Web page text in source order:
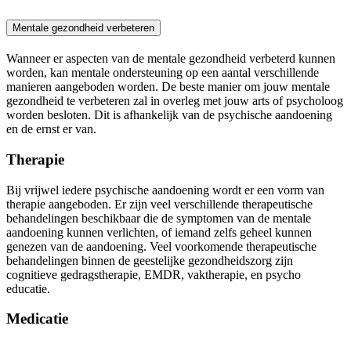
Mentale gezondheid verbeteren
Wanneer er aspecten van de mentale gezondheid verbeterd kunnen
worden, kan mentale ondersteuning op een aantal verschillende
manieren aangeboden worden. De beste manier om jouw mentale
gezondheid te verbeteren zal in overleg met jouw arts of psycholoog
worden besloten. Dit is afhankelijk van de psychische aandoening
en de ernst er van.
Therapie
Bij vrijwel iedere psychische aandoening wordt er een vorm van
therapie aangeboden. Er zijn veel verschillende therapeutische
behandelingen beschikbaar die de symptomen van de mentale
aandoening kunnen verlichten, of iemand zelfs geheel kunnen
genezen van de aandoening. Veel voorkomende therapeutische
behandelingen binnen de geestelijke gezondheidszorg zijn
cognitieve gedragstherapie, EMDR, vaktherapie, en psycho
educatie.
Medicatie